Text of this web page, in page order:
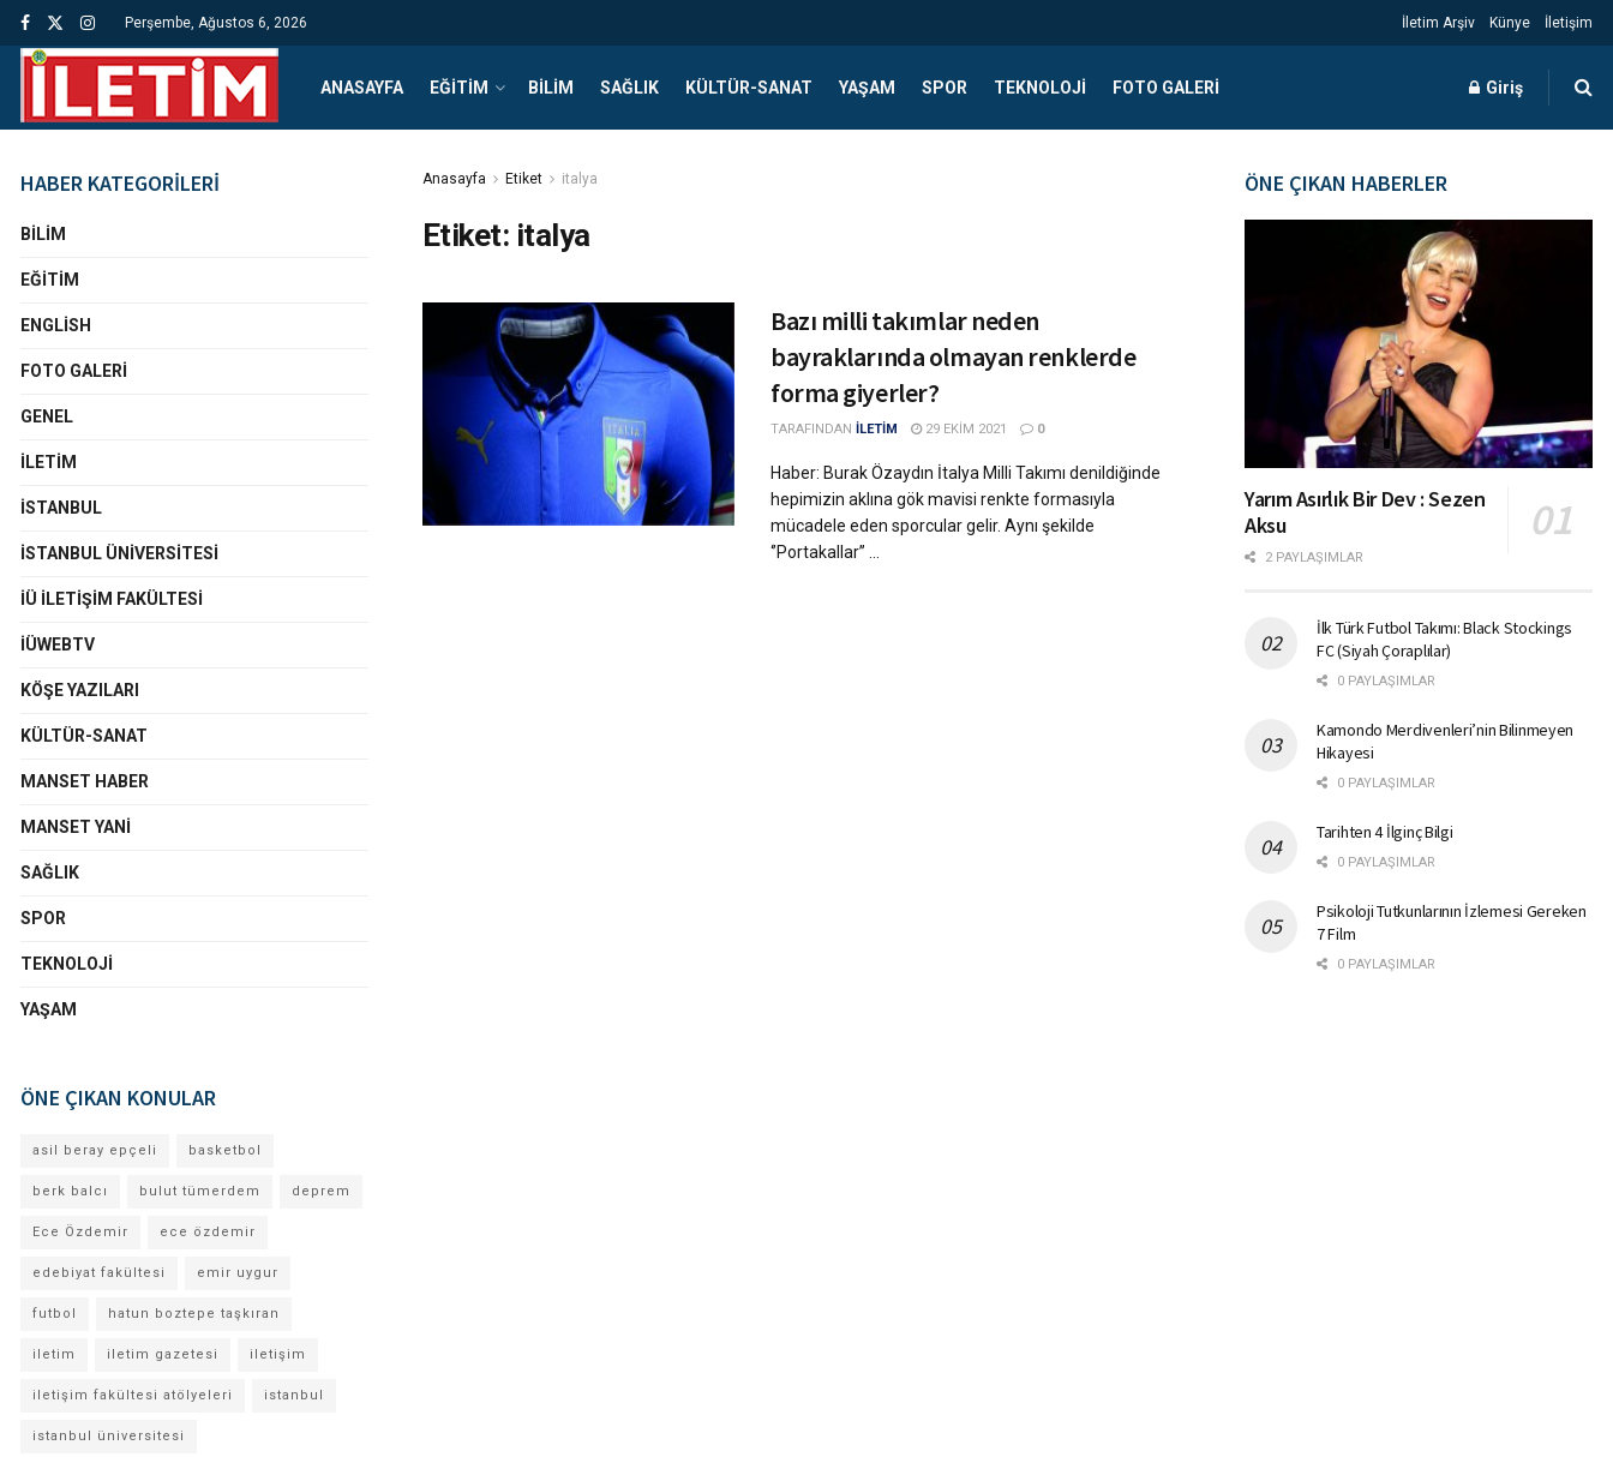
Perşembe, Ağustos 6, 2026 İletim Arşiv Künye İletişim
ANASAYFA EĞITIM BILIM SAĞLIK KÜLTÜR-SANAT YAŞAM SPOR TEKNOLOJI FOTO GALERI Giriş
Anasayfa Etiket italya
Etiket: italya
Bazı milli takımlar neden
bayraklarında olmayan renklerde
forma giyerler?
TARAFINDAN İLETİM 29 EKIM 2021 0
Haber: Burak Özaydın İtalya Milli Takımı denildiğinde
hepimizin aklına gök mavisi renkte formasıyla
mücadele eden sporcular gelir. Aynı şekilde
‘’Portakallar’’ ...
HABER KATEGORİLERİ
BILIM
EĞITIM
ENGLISH
FOTO GALERI
GENEL
İLETIM
İSTANBUL
İSTANBUL ÜNIVERSITESI
İÜ İLETIŞIM FAKÜLTESI
İÜWEBTV
KÖŞE YAZILARI
KÜLTÜR-SANAT
MANSET HABER
MANSET YANI
SAĞLIK
SPOR
TEKNOLOJI
YAŞAM
ÖNE ÇIKAN KONULAR
asil beray epçeli basketbol
berk balcı bulut tümerdem deprem
Ece Özdemir ece özdemir
edebiyat fakültesi emir uygur
futbol hatun boztepe taşkıran
iletim iletim gazetesi iletişim
iletişim fakültesi atölyeleri istanbul
istanbul üniversitesi
ÖNE ÇIKAN HABERLER
Yarım Asırlık Bir Dev : Sezen
Aksu
2 PAYLAŞIMLAR
İlk Türk Futbol Takımı: Black Stockings
FC (Siyah Çoraplılar)
0 PAYLAŞIMLAR
Kamondo Merdivenleri’nin Bilinmeyen
Hikayesi
0 PAYLAŞIMLAR
Tarihten 4 İlginç Bilgi
0 PAYLAŞIMLAR
Psikoloji Tutkunlarının İzlemesi Gereken
7 Film
0 PAYLAŞIMLAR